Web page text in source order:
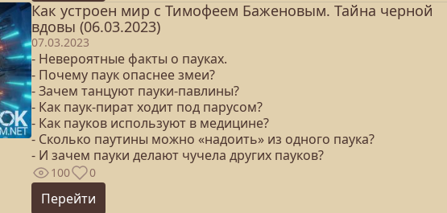
Как устроен мир с Тимофеем Баженовым. Тайна черной
вдовы (06.03.2023)
07.03.2023
- Невероятные факты о пауках.
- Почему паук опаснее змеи?
- Зачем танцуют пауки-павлины?
- Как паук-пират ходит под парусом?
- Как пауков используют в медицине?
- Сколько паутины можно «надоить» из одного паука?
- И зачем пауки делают чучела других пауков?
100 0
Перейти